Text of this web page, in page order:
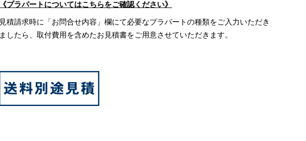
《プラパートについてはこちらをご確認ください》
見積請求時に「お問合せ内容」欄にて必要なプラパートの種類をご入力いただき
ましたら、取付費用を含めたお見積書をご用意させていただきます。